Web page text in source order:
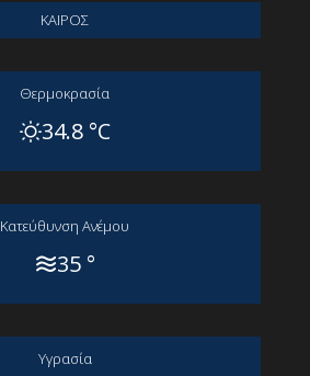
ΚΑΙΡΟΣ
Θερμοκρασία
34.8 °C
Kατεύθυνση Aνέμου
35 °
Yγρασία